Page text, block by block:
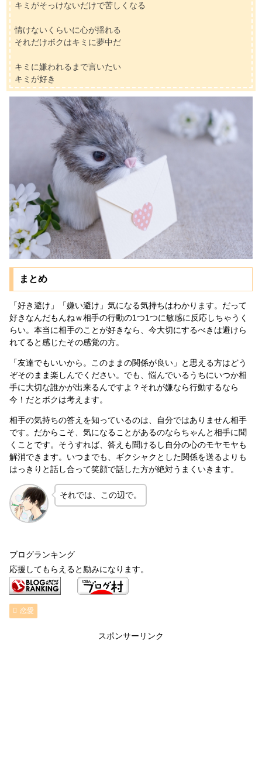
キミがそっけないだけで苦しくなる
情けないくらいに心が揺れる
それだけボクはキミに夢中だ
キミに嫌われるまで言いたい
キミが好き
まとめ
「好き避け」「嫌い避け」気になる気持ちはわかります。だって
好きなんだもんねｗ相手の行動の1つ1つに敏感に反応しちゃうく
らい。本当に相手のことが好きなら、今大切にするべきは避けら
れてると感じたその感覚の方。
「友達でもいいから。このままの関係が良い」と思える方はどう
ぞそのまま楽しんでください。でも、悩んでいるうちにいつか相
手に大切な誰かが出来るんですよ？それが嫌なら行動するなら
今！だとボクは考えます。
相手の気持ちの答えを知っているのは、自分ではありません相手
です。だからこそ、気になることがあるのならちゃんと相手に聞
くことです。そうすれば、答えも聞けるし自分の心のモヤモヤも
解消できます。いつまでも、ギクシャクとした関係を送るよりも
はっきりと話し合って笑顔で話した方が絶対うまくいきます。
それでは、この辺で。
ブログランキング
応援してもらえると励みになります。
恋愛
スポンサーリンク